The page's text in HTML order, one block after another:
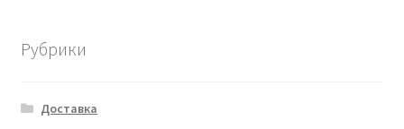
Рубрики
Доставка